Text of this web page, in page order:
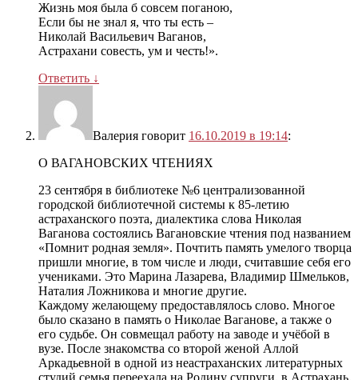
Жизнь моя была б совсем поганою,
Если бы не знал я, что ты есть –
Николай Васильевич Ваганов,
Астрахани совесть, ум и честь!».
Ответить ↓
Валерия говорит 16.10.2019 в 19:14:
О ВАГАНОВСКИХ ЧТЕНИЯХ
23 сентября в библиотеке №6 централизованной
городской библиотечной системы к 85-летию
астраханского поэта, диалектика слова Николая
Ваганова состоялись Вагановские чтения под названием
«Помнит родная земля». Почтить память умелого творца
пришли многие, в том числе и люди, считавшие себя его
учениками. Это Марина Лазарева, Владимир Шмельков,
Наталия Ложникова и многие другие.
Каждому желающему предоставлялось слово. Многое
было сказано в память о Николае Ваганове, а также о
его судьбе. Он совмещал работу на заводе и учёбой в
вузе. После знакомства со второй женой Аллой
Аркадьевной в одной из неастраханских литературных